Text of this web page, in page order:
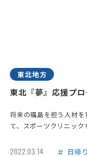
東北地方
東北『夢』応援プ
将来の福島を担う人材
て、スポーツクリニック
2022.03.14 日帰り